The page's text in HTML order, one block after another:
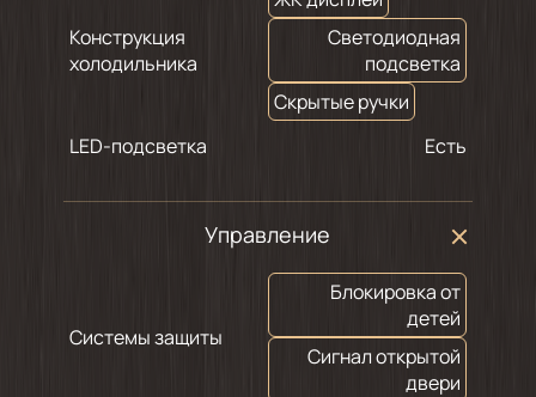
Конструкция
холодильника
Светодиодная
подсветка
Скрытые ручки
LED-подсветка
Есть
Управление
Системы защиты
Блокировка от
детей
Сигнал открытой
двери